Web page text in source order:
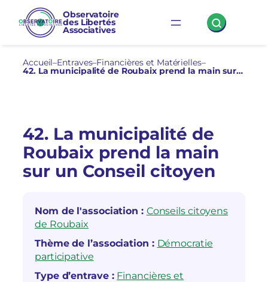
contenu
Observatoire
des Libertés
Associatives
Accueil–Entraves–Financières et Matérielles–
42. La municipalité de Roubaix prend la main sur un Conseil citoyen
42. La municipalité de
Roubaix prend la main
sur un Conseil citoyen
Nom de l'association : Conseils citoyens
de Roubaix
Thème de l’association : Démocratie
participative
Type d’entrave : Financières et